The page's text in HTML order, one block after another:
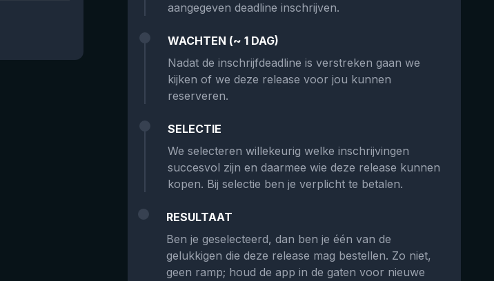
aangegeven deadline inschrijven.
WACHTEN (~ 1 DAG)
Nadat de inschrijfdeadline is verstreken gaan we
kijken of we deze release voor jou kunnen
reserveren.
SELECTIE
We selecteren willekeurig welke inschrijvingen
succesvol zijn en daarmee wie deze release kunnen
kopen. Bij selectie ben je verplicht te betalen.
RESULTAAT
Ben je geselecteerd, dan ben je één van de
gelukkigen die deze release mag bestellen. Zo niet,
geen ramp; houd de app in de gaten voor nieuwe